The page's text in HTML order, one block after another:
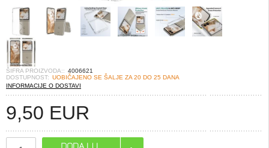
ŠIFRA PROIZVODA:: 4006621
DOSTUPNOST: UOBIČAJENO SE ŠALJE ZA 20 DO 25 DANA
INFORMACIJE O DOSTAVI
9,50 EUR